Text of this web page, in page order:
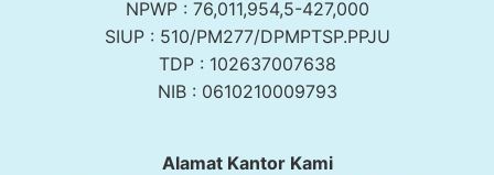
NPWP : 76,011,954,5-427,000
SIUP : 510/PM277/DPMPTSP.PPJU
TDP : 102637007638
NIB : 0610210009793
Alamat Kantor Kami